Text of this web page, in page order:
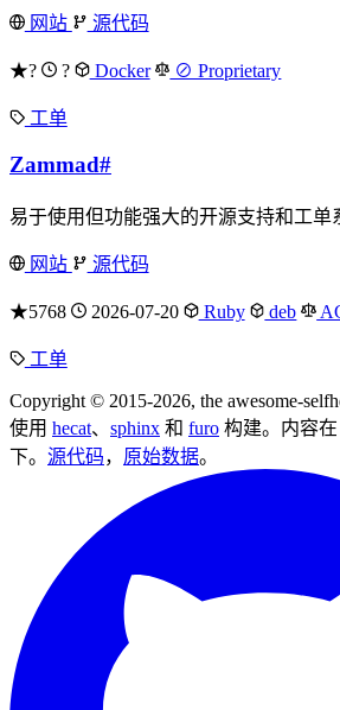
网站 源代码
★? ? Docker ⊘ Proprietary
工单
Zammad#
易于使用但功能强大的开源支持和工单
网站 源代码
★5768 2026-07-20 Ruby deb
工单
Copyright © 2015-2026, the awesome-
使用 hecat、 sphinx 和 furo 构建。内容在
下。 源代码， 原始数据。